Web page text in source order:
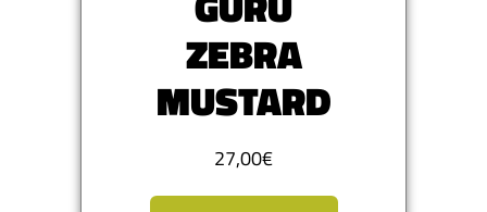
ZEBRA
MUSTARD
27,00€